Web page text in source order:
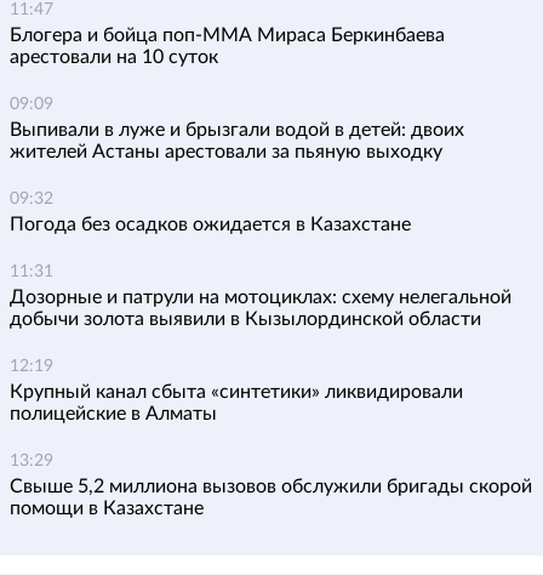
11:47
Блогера и бойца поп-ММА Мираса Беркинбаева
арестовали на 10 суток
09:09
Выпивали в луже и брызгали водой в детей: двоих
жителей Астаны арестовали за пьяную выходку
09:32
Погода без осадков ожидается в Казахстане
11:31
Дозорные и патрули на мотоциклах: схему нелегальной
добычи золота выявили в Кызылординской области
12:19
Крупный канал сбыта «синтетики» ликвидировали
полицейские в Алматы
13:29
Свыше 5,2 миллиона вызовов обслужили бригады скорой
помощи в Казахстане